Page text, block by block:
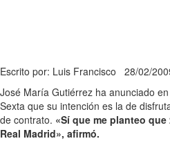
Escrito por: Luis Francisco 28/02/
José María Gutiérrez ha anunciado
Sexta que su intención es la de
de contrato. «Sí que me planteo
Real Madrid», afirmó.